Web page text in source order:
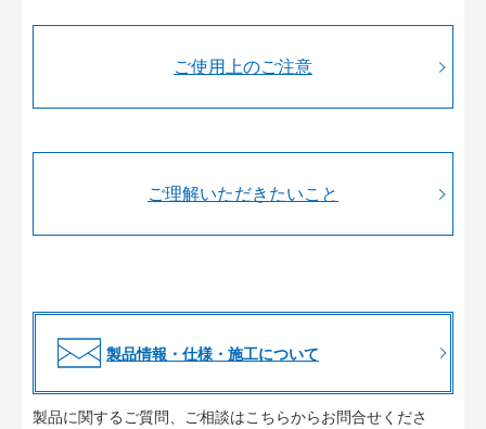
ご使用上のご注意
ご理解いただきたいこと
製品情報・仕様・施工について
製品に関するご質問、ご相談はこちらからお問合せくださ